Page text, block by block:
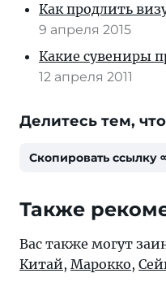
Как продлить
9 апреля 2015
Какие сувениры
12 апреля 2011
Делитесь тем,
Скопировать ссылку
Также
Вас также могут
Китай, Марокко,